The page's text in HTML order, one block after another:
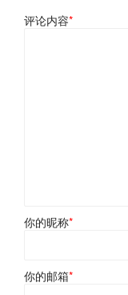
评论内容*
你的昵称*
你的邮箱*